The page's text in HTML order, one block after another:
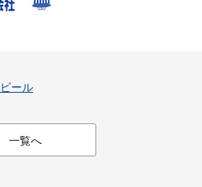
ール
一覧へ